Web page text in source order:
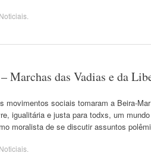
Noticiais
Marchas das Vadias e da
movimentos sociais tomaram a Beira-
igualitária e justa para todxs, um
moralista de se discutir assuntos
Noticiais